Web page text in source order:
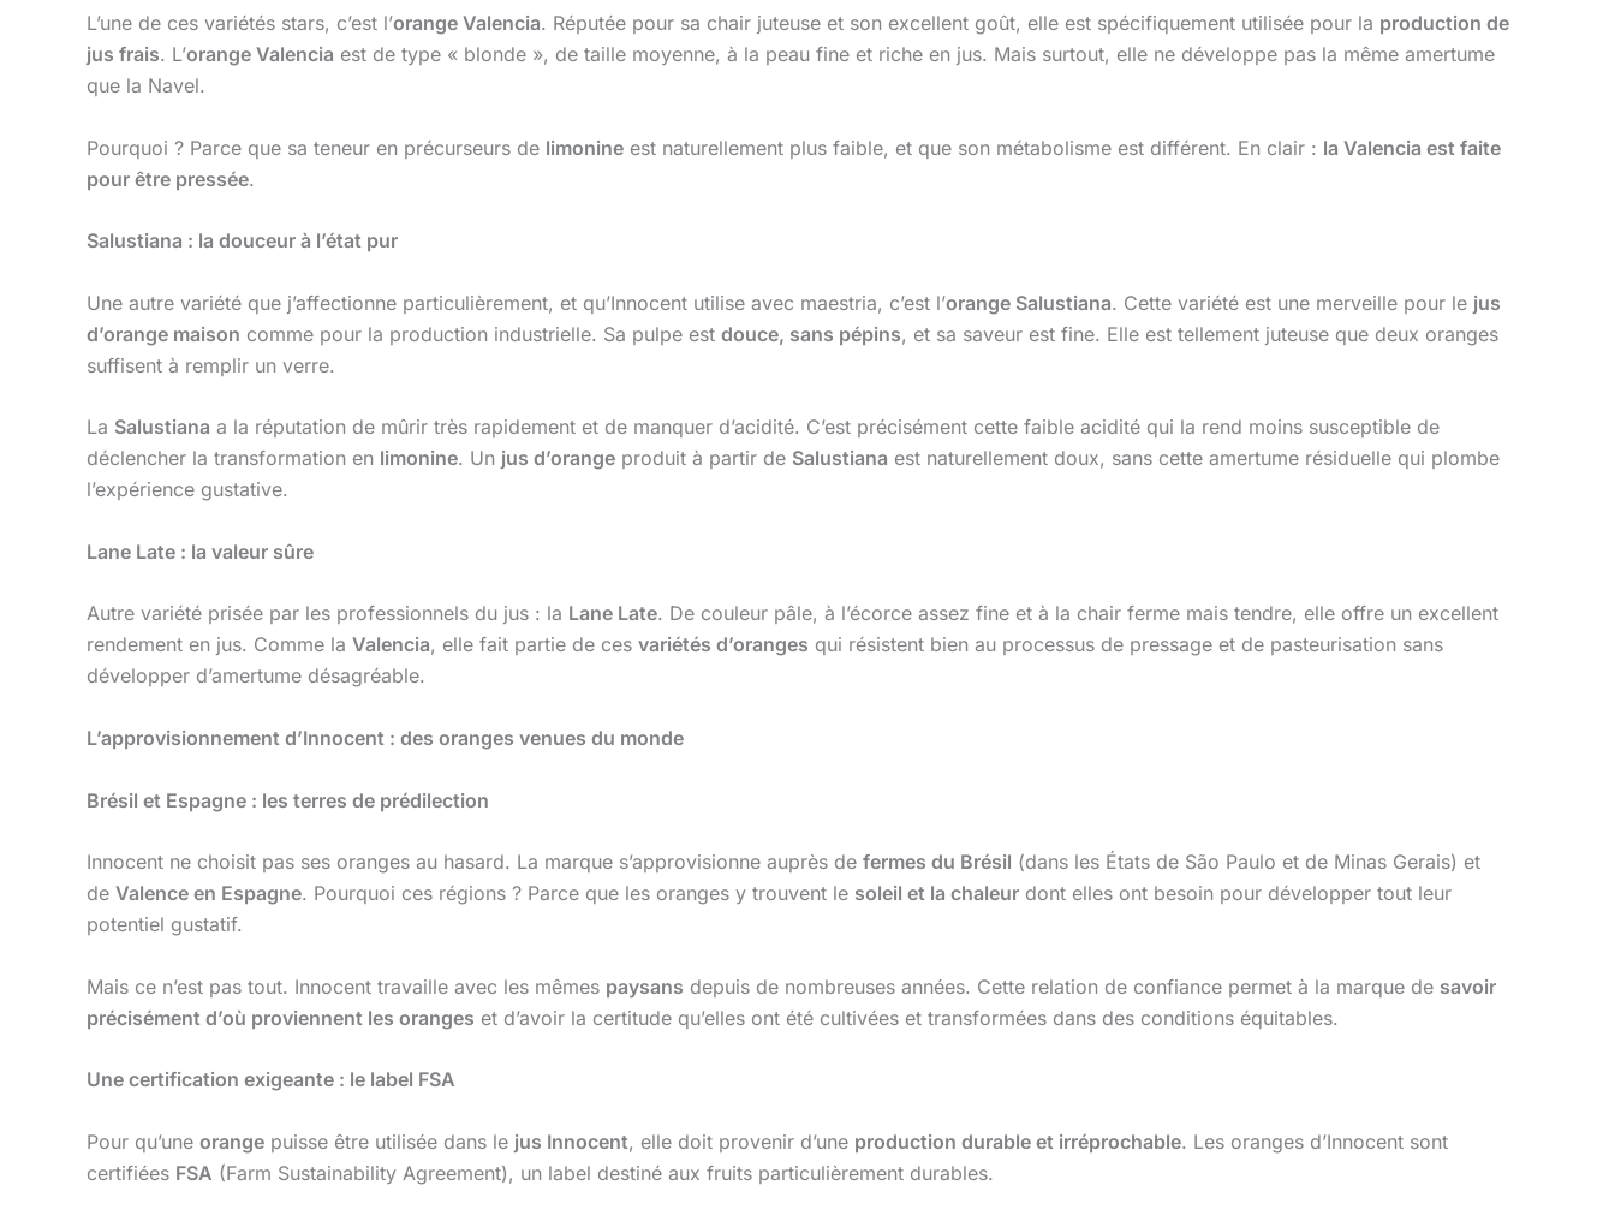
L’une de ces variétés stars, c’est l’orange Valencia. Réputée pour sa chair juteuse et son excellent goût, elle est spécifiquement utilisée pour la production de
jus frais. L’orange Valencia est de type « blonde », de taille moyenne, à la peau fine et riche en jus. Mais surtout, elle ne développe pas la même amertume
que la Navel.
Pourquoi ? Parce que sa teneur en précurseurs de limonine est naturellement plus faible, et que son métabolisme est différent. En clair : la Valencia est faite
pour être pressée.
Salustiana : la douceur à l’état pur
Une autre variété que j’affectionne particulièrement, et qu’Innocent utilise avec maestria, c’est l’orange Salustiana. Cette variété est une merveille pour le jus
d’orange maison comme pour la production industrielle. Sa pulpe est douce, sans pépins, et sa saveur est fine. Elle est tellement juteuse que deux oranges
suffisent à remplir un verre.
La Salustiana a la réputation de mûrir très rapidement et de manquer d’acidité. C’est précisément cette faible acidité qui la rend moins susceptible de
déclencher la transformation en limonine. Un jus d’orange produit à partir de Salustiana est naturellement doux, sans cette amertume résiduelle qui plombe
l’expérience gustative.
Lane Late : la valeur sûre
Autre variété prisée par les professionnels du jus : la Lane Late. De couleur pâle, à l’écorce assez fine et à la chair ferme mais tendre, elle offre un excellent
rendement en jus. Comme la Valencia, elle fait partie de ces variétés d’oranges qui résistent bien au processus de pressage et de pasteurisation sans
développer d’amertume désagréable.
L’approvisionnement d’Innocent : des oranges venues du monde
Brésil et Espagne : les terres de prédilection
Innocent ne choisit pas ses oranges au hasard. La marque s’approvisionne auprès de fermes du Brésil (dans les États de São Paulo et de Minas Gerais) et
de Valence en Espagne. Pourquoi ces régions ? Parce que les oranges y trouvent le soleil et la chaleur dont elles ont besoin pour développer tout leur
potentiel gustatif.
Mais ce n’est pas tout. Innocent travaille avec les mêmes paysans depuis de nombreuses années. Cette relation de confiance permet à la marque de savoir
précisément d’où proviennent les oranges et d’avoir la certitude qu’elles ont été cultivées et transformées dans des conditions équitables.
Une certification exigeante : le label FSA
Pour qu’une orange puisse être utilisée dans le jus Innocent, elle doit provenir d’une production durable et irréprochable. Les oranges d’Innocent sont
certifiées FSA (Farm Sustainability Agreement), un label destiné aux fruits particulièrement durables.